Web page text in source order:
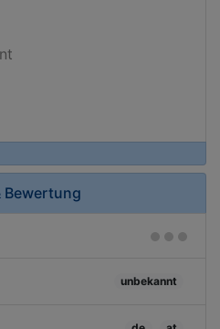
Bewertung
unbekannt